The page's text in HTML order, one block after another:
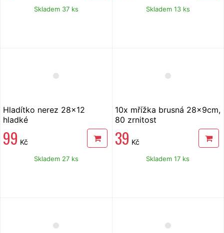
Skladem 37 ks Skladem 13 ks
Hladítko nerez 28x12
hladké
99 Kč
Skladem 27 ks
10x mřížka brusná 28x9cm,
80 zrnitost
39 Kč
Skladem 17 ks